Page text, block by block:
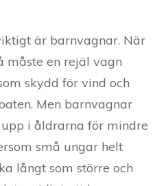
är barnvagnar. När
måste en rejäl vagn
skydd för vind och
Men barnvagnar
i åldrarna för mindre
små ungar helt
långt som större och